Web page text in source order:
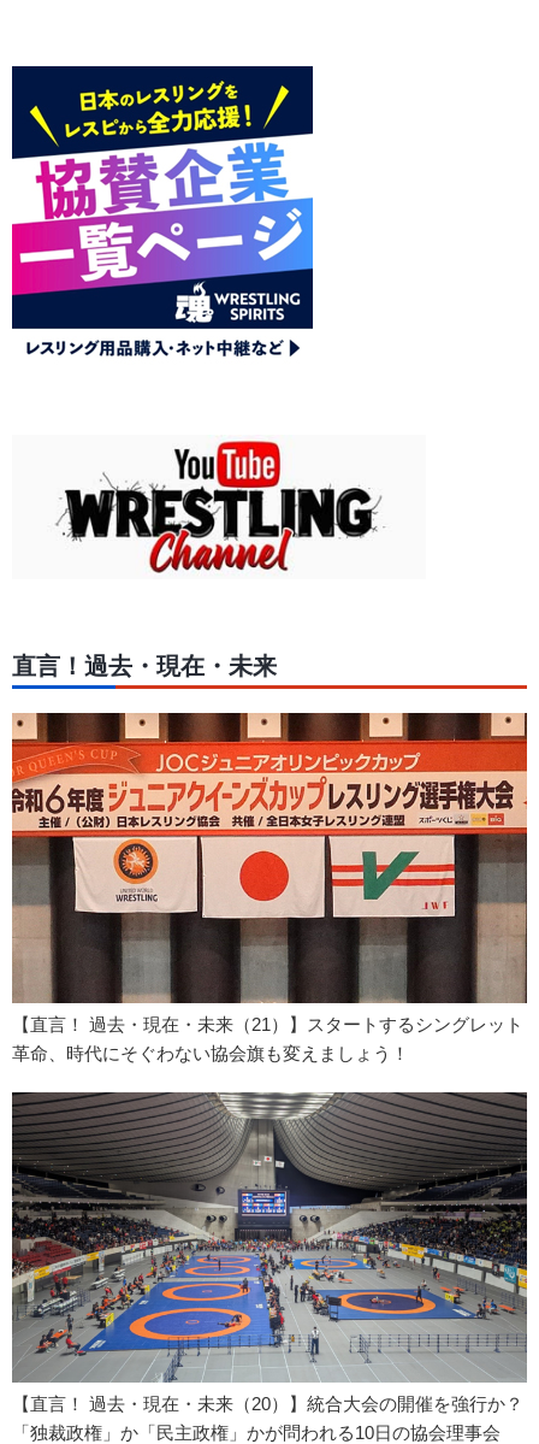
直言！過去・現在・未来
【直言！ 過去・現在・未来（21）】スタートするシングレット
革命、時代にそぐわない協会旗も変えましょう！
【直言！ 過去・現在・未来（20）】統合大会の開催を強行か？
「独裁政権」か「民主政権」かが問われる10日の協会理事会